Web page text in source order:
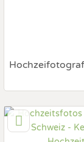
Art des Shootings:
Hochzeits